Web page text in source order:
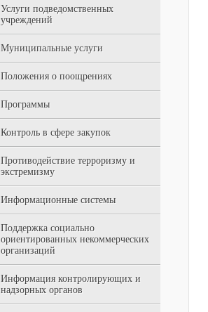
Услуги подведомственных
учреждений
Муниципальные услуги
Положения о поощрениях
Программы
Контроль в сфере закупок
Противодействие терроризму и
экстремизму
Информационные системы
Поддержка социально
ориентированных некоммерческих
организаций
Информация контролирующих и
надзорных органов